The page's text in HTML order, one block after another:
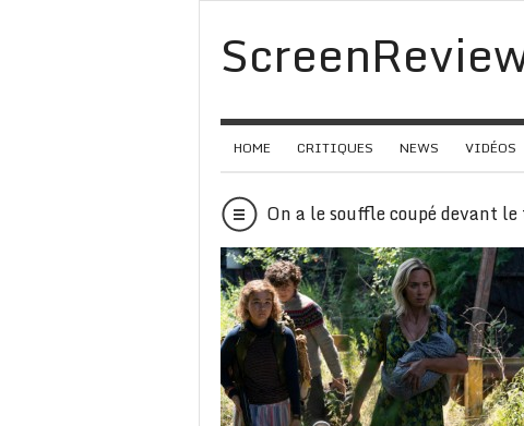
HOME CRITIQUES NEWS VIDÉOS
On a le souffle coupé devant